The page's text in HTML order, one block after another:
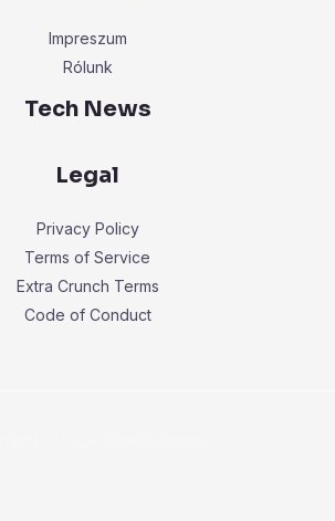
Impreszum
Rólunk
Tech News
Legal
Privacy Policy
Terms of Service
Extra Crunch Terms
Code of Conduct